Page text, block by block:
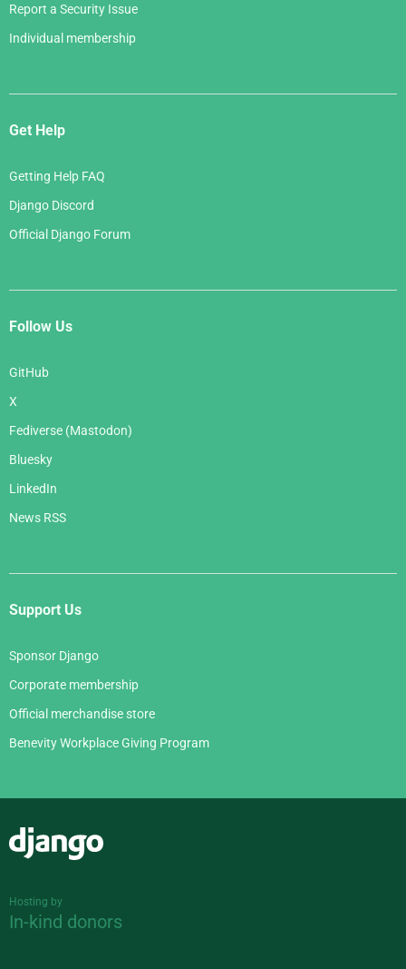
Report a Security Issue
Individual membership
Get Help
Getting Help FAQ
Django Discord
Official Django Forum
Follow Us
GitHub
X
Fediverse (Mastodon)
Bluesky
LinkedIn
News RSS
Support Us
Sponsor Django
Corporate membership
Official merchandise store
Benevity Workplace Giving Program
Hosting by
In-kind donors